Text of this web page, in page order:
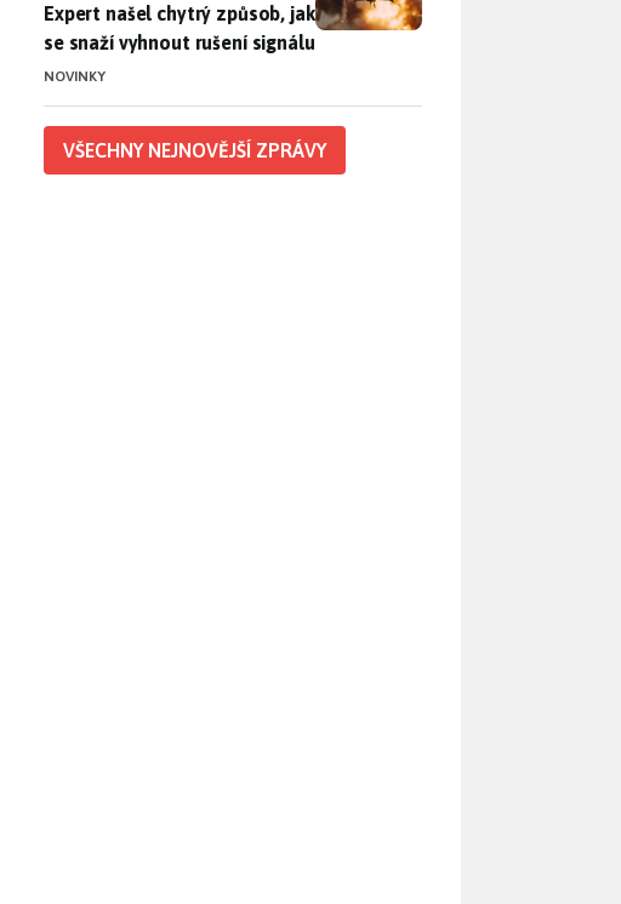
Expert našel chytrý způsob, jak
se snaží vyhnout rušení signálu
NOVINKY
VŠECHNY NEJNOVĚJŠÍ ZPRÁVY